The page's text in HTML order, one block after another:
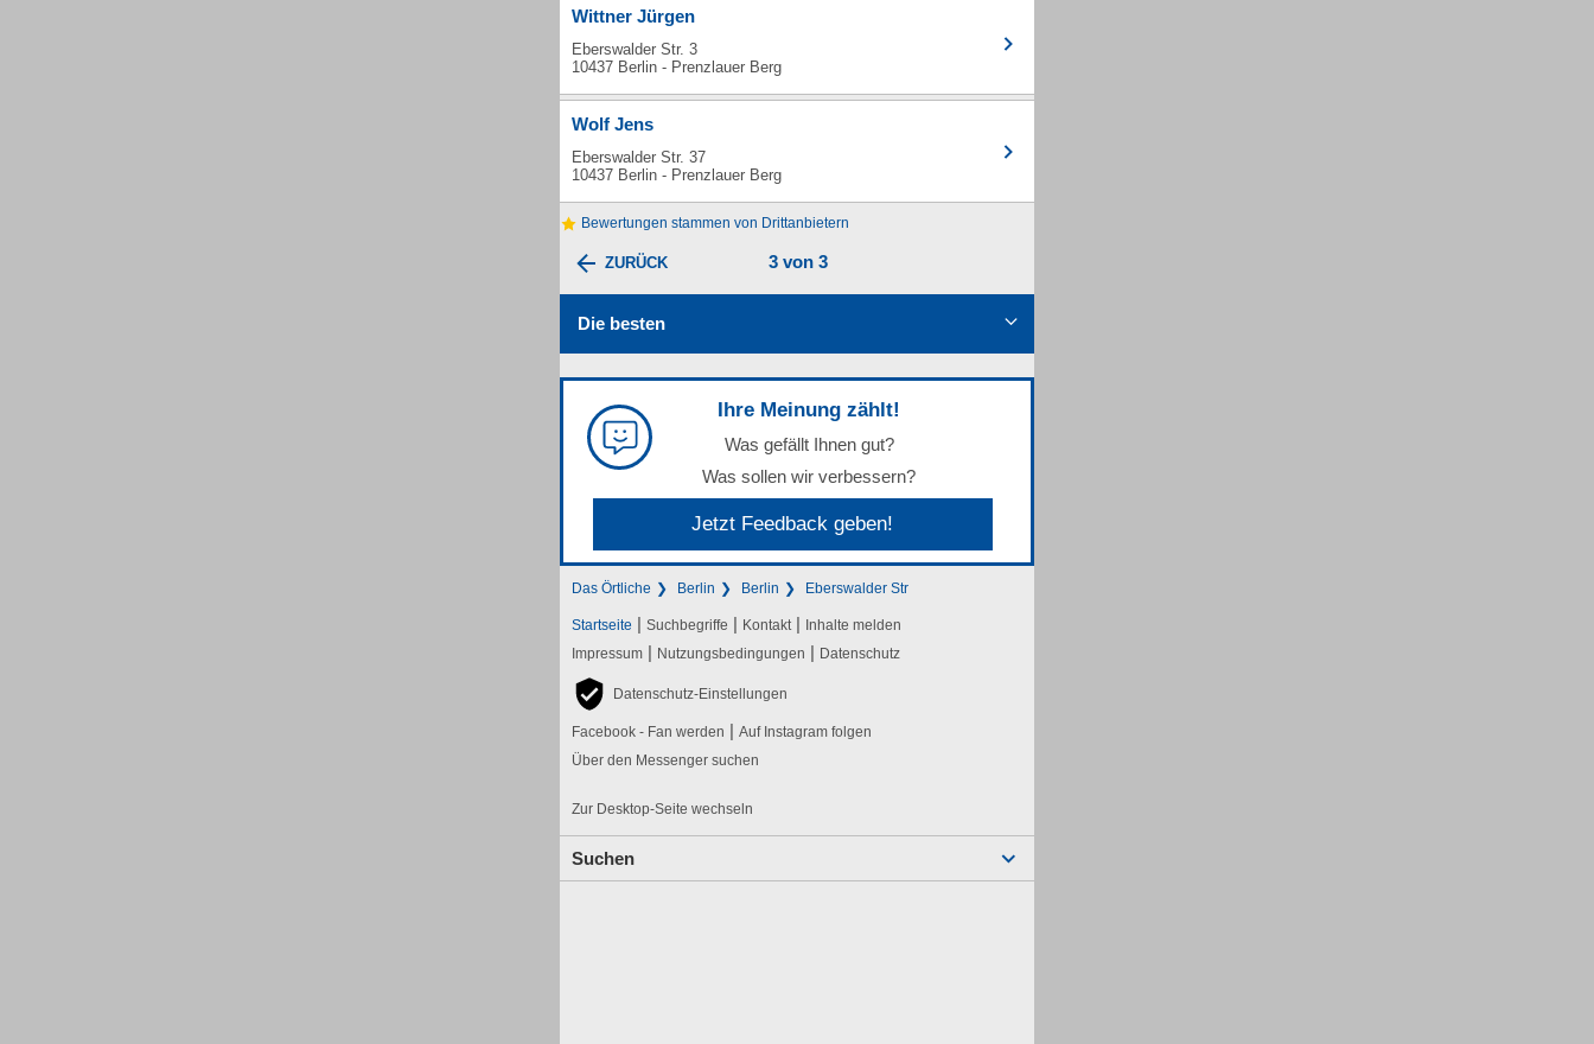
Wittner Jürgen
Eberswalder Str. 3
10437 Berlin - Prenzlauer Berg
Wolf Jens
Eberswalder Str. 37
10437 Berlin - Prenzlauer Berg
Bewertungen stammen von Drittanbietern
ZURÜCK 3 von 3
Die besten
Ihre Meinung zählt!
Was gefällt Ihnen gut?
Was sollen wir verbessern?
Jetzt Feedback geben!
Das Örtliche Berlin Berlin Eberswalder Str
Startseite | Suchbegriffe | Kontakt | Inhalte melden
Impressum | Nutzungsbedingungen | Datenschutz
Datenschutz-Einstellungen
Facebook - Fan werden | Auf Instagram folgen
Über den Messenger suchen
Zur Desktop-Seite wechseln
Suchen